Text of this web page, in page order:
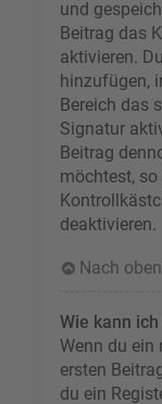
und
Beitrag das
aktivieren.
hinzufügen,
Bereich das
Signatur
Beitrag
möchtest,
deaktivieren.
Nach oben
Wie kann
Wenn du ein
ersten
du ein